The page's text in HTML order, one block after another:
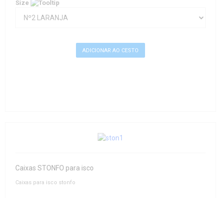
Size
Caixas STONFO para isco
Caixas para isco stonfo